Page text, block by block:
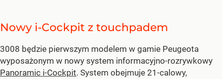
Nowy i-Cockpit z touchpadem
3008 będzie pierwszym modelem w gamie Peugeota
wyposażonym w nowy system informacyjno-rozrywkowy
Panoramic i-Cockpit. System obejmuje 21-calowy,